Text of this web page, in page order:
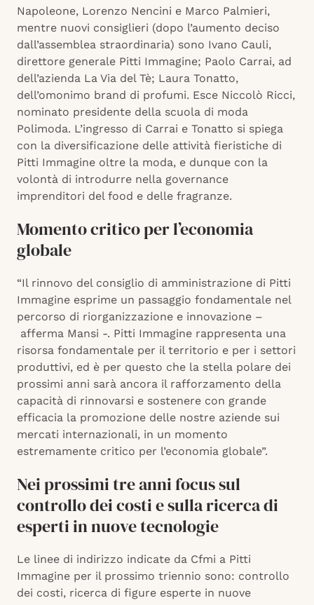
Napoleone, Lorenzo Nencini e Marco Palmieri,
mentre nuovi consiglieri (dopo l’aumento deciso
dall’assemblea straordinaria) sono Ivano Cauli,
direttore generale Pitti Immagine; Paolo Carrai, ad
dell’azienda La Via del Tè; Laura Tonatto,
dell’omonimo brand di profumi. Esce Niccolò Ricci,
nominato presidente della scuola di moda
Polimoda. L’ingresso di Carrai e Tonatto si spiega
con la diversificazione delle attività fieristiche di
Pitti Immagine oltre la moda, e dunque con la
volontà di introdurre nella governance
imprenditori del food e delle fragranze.
Momento critico per l’economia
globale
“Il rinnovo del consiglio di amministrazione di Pitti
Immagine esprime un passaggio fondamentale nel
percorso di riorganizzazione e innovazione –
afferma Mansi -. Pitti Immagine rappresenta una
risorsa fondamentale per il territorio e per i settori
produttivi, ed è per questo che la stella polare dei
prossimi anni sarà ancora il rafforzamento della
capacità di rinnovarsi e sostenere con grande
efficacia la promozione delle nostre aziende sui
mercati internazionali, in un momento
estremamente critico per l’economia globale”.
Nei prossimi tre anni focus sul
controllo dei costi e sulla ricerca di
esperti in nuove tecnologie
Le linee di indirizzo indicate da Cfmi a Pitti
Immagine per il prossimo triennio sono: controllo
dei costi, ricerca di figure esperte in nuove